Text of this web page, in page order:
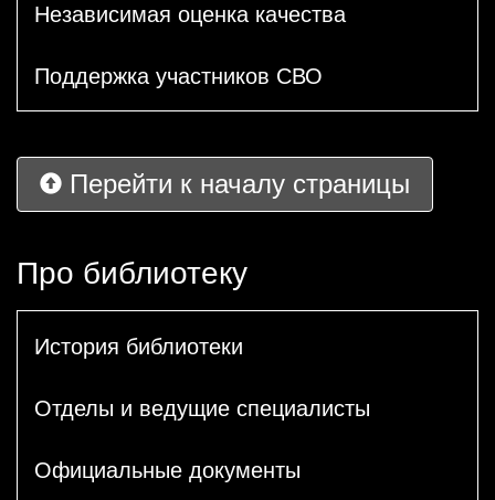
Независимая оценка качества
Поддержка участников СВО
Перейти к началу страницы
Про библиотеку
История библиотеки
Отделы и ведущие специалисты
Официальные документы